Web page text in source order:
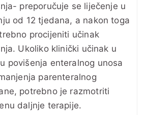
preporučuje se liječenje u
od 12 tjedana, a nakon toga
procijeniti učinak
Ukoliko klinički učinak u
povišenja enteralnog unosa
parenteralnog
potrebno je razmotriti
daljnje terapije.